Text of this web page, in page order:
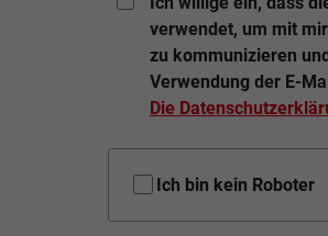
verwendet, um mit
zu kommunizieren
Verwendung der E-
Die
Ich bin kein Roboter